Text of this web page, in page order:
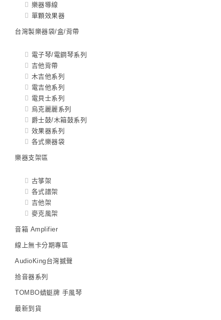
樂器導線
單顆效果器
台灣製樂器袋/盒/背帶
電子琴/電鋼琴系列
吉他背帶
木吉他系列
電吉他系列
電貝士系列
烏克麗麗系列
爵士鼓/木箱鼓系列
效果器系列
各式樂器袋
樂器支架區
古箏架
各式譜架
吉他架
麥克風架
音箱 Amplifier
線上無卡分期專區
AudioKing台灣撼聲
拾音器系列
TOMBO蜻蜓牌 手風琴
最新到貨